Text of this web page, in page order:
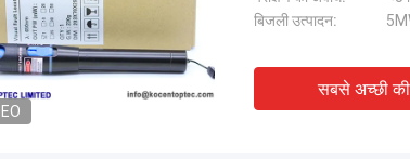
बिजली उत्पादन:
सबसे अच्छी